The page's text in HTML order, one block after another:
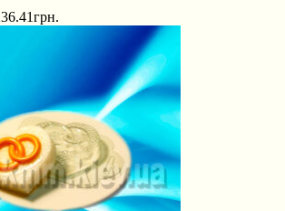
грн.